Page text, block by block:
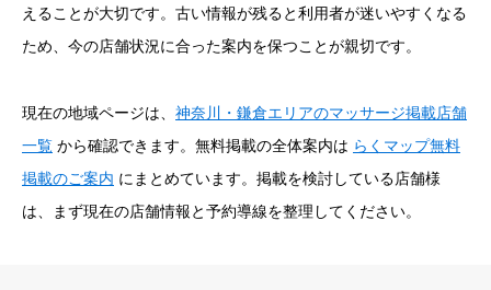
えることが大切です。古い情報が残ると利用者が迷いやすくなる
ため、今の店舗状況に合った案内を保つことが親切です。
現在の地域ページは、 神奈川・鎌倉エリアのマッサージ掲載店舗
一覧 から確認できます。無料掲載の全体案内は らくマップ無料
掲載のご案内 にまとめています。掲載を検討している店舗様
は、まず現在の店舗情報と予約導線を整理してください。